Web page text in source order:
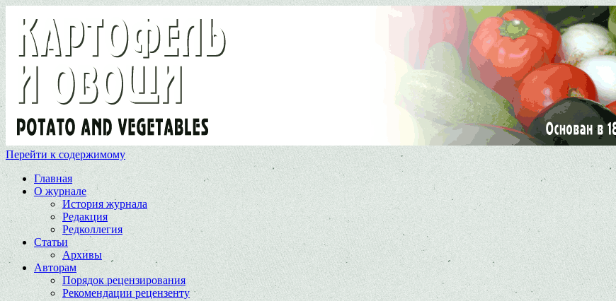
Перейти к содержимому
Главная
О журнале
История журнала
Редакция
Редколлегия
Статьи
Архивы
Авторам
Порядок рецензирования
Рекомендации рецензенту